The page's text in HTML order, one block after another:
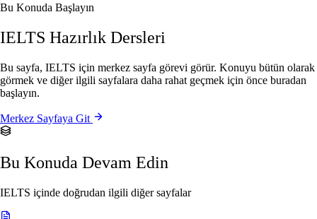
Bu Konuda Başlayın
IELTS Hazırlık Dersleri
Bu sayfa, IELTS için merkez sayfa görevi görür. Konuyu bütün olarak
görmek ve diğer ilgili sayfalara daha rahat geçmek için önce buradan
başlayın.
Merkez Sayfaya Git
Bu Konuda Devam Edin
IELTS içinde doğrudan ilgili diğer sayfalar